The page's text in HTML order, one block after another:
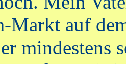
Markt auf
mindestens